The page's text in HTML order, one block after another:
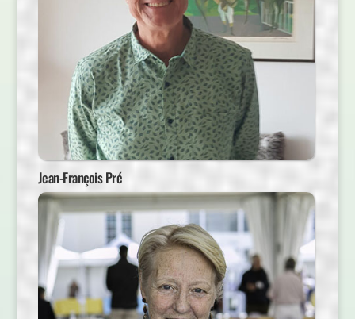
Jean-François Pré